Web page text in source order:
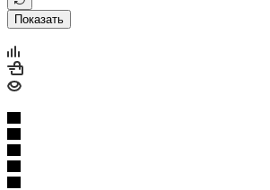
Показать